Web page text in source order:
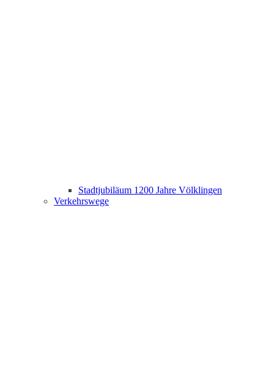
Stadtjubiläum 1200 Jahre Völklingen
Verkehrswege